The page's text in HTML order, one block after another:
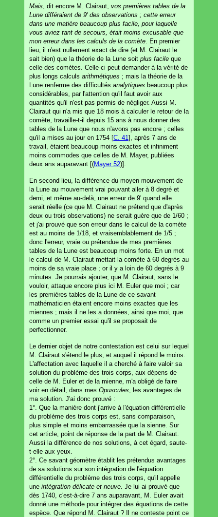
Mais , dit encore M. Clairaut, vos premières tables de la
Lune différaient de 9' des observations ; cette erreur
dans une matière beaucoup plus facile, pour laquelle
vous aviez tant de secours, était moins excusable que
mon erreur dans les calculs de la comète . En premier
lieu, il n'est nullement exact de dire (et M. Clairaut le
sait bien) que la théorie de la Lune soit plus facile que
celle des comètes. Celle-ci peut demander à la vérité de
plus longs calculs arithmétiques ; mais la théorie de la
Lune renferme des difficultés analytiques beaucoup plus
considérables, par l'attention qu'il faut avoir aux
quantités qu'il n'est pas permis de négliger. Aussi M.
Clairaut qui n'a mis que 18 mois à calculer le retour de la
comète, travaille-t-il depuis 15 ans à nous donner des
tables de la Lune que nous n'avons pas encore ; celles
qu'il a mises au jour en 1754 [C. 41 ], après 7 ans de
travail, étaient beaucoup moins exactes et infiniment
moins commodes que celles de M. Mayer, publiées
deux ans auparavant [(Mayer 52)].
En second lieu, la différence du moyen mouvement de
la Lune au mouvement vrai pouvant aller à 8 degré et
demi, et même au-delà, une erreur de 9' quand elle
serait réelle (ce que M. Clairaut ne prétend que d'après
deux ou trois observations) ne serait guère que de 1/60 ;
et j'ai prouvé que son erreur dans le calcul de la comète
est au moins de 1/18, et vraisemblablement de 1/5 ;
donc l'erreur, vraie ou prétendue de mes premières
tables de la Lune est beaucoup moins forte. En un mot
le calcul de M. Clairaut mettait la comète à 60 degrés au
moins de sa vraie place ; or il y a loin de 60 degrés à 9
minutes. Je pourrais ajouter, que M. Clairaut, sans le
vouloir, attaque encore plus ici M. Euler que moi ; car
les premières tables de la Lune de ce savant
mathématicien étaient encore moins exactes que les
miennes ; mais il ne les a données, ainsi que moi, que
comme un premier essai qu'il se proposait de
perfectionner.
Le dernier objet de notre contestation est celui sur lequel
M. Clairaut s'étend le plus, et auquel il répond le moins.
L'affectation avec laquelle il a cherché à faire valoir sa
solution du problème des trois corps, aux dépens de
celle de M. Euler et de la mienne, m'a obligé de faire
voir en détail, dans mes Opuscules , les avantages de
ma solution. J'ai donc prouvé :
1°. Que la manière dont j'arrive à l'équation différentielle
du problème des trois corps est, sans comparaison,
plus simple et moins embarrassée que la sienne. Sur
cet article, point de réponse de la part de M. Clairaut.
Aussi la différence de nos solutions, à cet égard, saute-
t-elle aux yeux.
2°. Ce savant géomètre établit les prétendus avantages
de sa solutions sur son intégration de l'équation
différentielle du problème des trois corps, qu'il appelle
une intégration délicate et neuve . Je lui ai prouvé que
dès 1740, c'est-à-dire 7 ans auparavant, M. Euler avait
donné une méthode pour intégrer des équations de cette
espèce. Que répond M. Clairaut ? Il ne conteste point ce